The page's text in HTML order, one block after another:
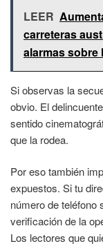
LEER
carreteras
alarmas
Si observas la
obvio. El
sentido
que la rodea.
Por eso también
expuestos. Si tu
número de teléfono
verificación de la
Los lectores que